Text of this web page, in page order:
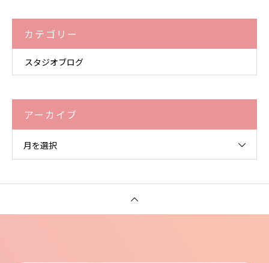
カテゴリー
スタジオブログ
アーカイブ
月を選択